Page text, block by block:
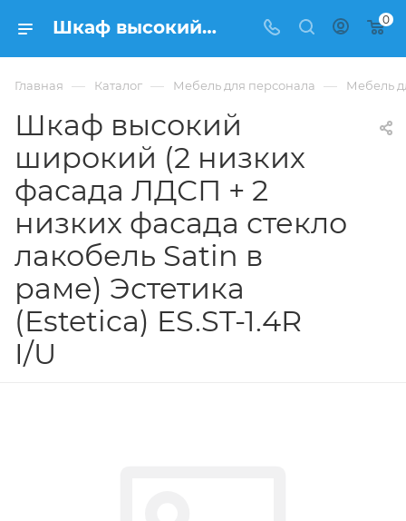
Шкаф высокий широкий (2 низких фасада ЛДСП + 2 низких фасада стекло лакобель Satin в раме) Эстетика (Estetica) ES.ST-1.4R I/U купить в Москве, цена . - интернет-магазин ФРАНКОМ 0
Главная — Каталог — Мебель для персонала — Мебель
Шкаф высокий
широкий (2 низких
фасада ЛДСП + 2
низких фасада стекло
лакобель Satin в
раме) Эстетика
(Estetica) ES.ST-1.4R
I/U